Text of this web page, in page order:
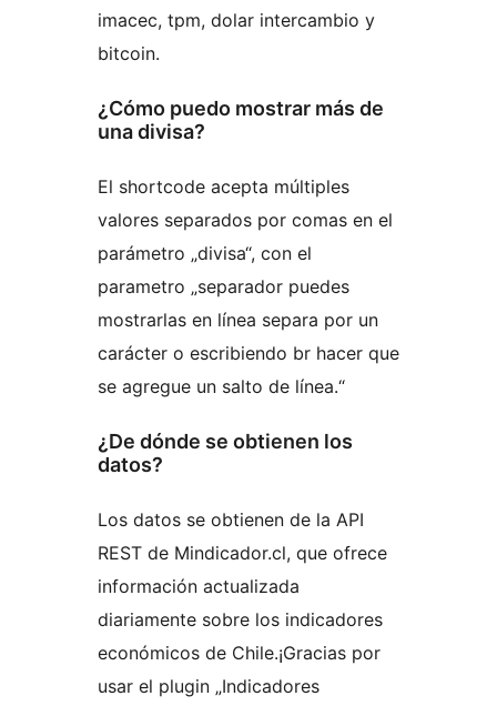
imacec, tpm, dolar intercambio y
bitcoin.
¿Cómo puedo mostrar más de
una divisa?
El shortcode acepta múltiples
valores separados por comas en el
parámetro „divisa“, con el
parametro „separador puedes
mostrarlas en línea separa por un
carácter o escribiendo br hacer que
se agregue un salto de línea.“
¿De dónde se obtienen los
datos?
Los datos se obtienen de la API
REST de Mindicador.cl, que ofrece
información actualizada
diariamente sobre los indicadores
económicos de Chile.¡Gracias por
usar el plugin „Indicadores